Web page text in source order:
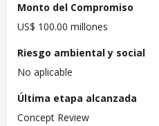
Monto del Compromiso
US$ 100.00 millones
Riesgo ambiental y social
No aplicable
Última etapa alcanzada
Concept Review